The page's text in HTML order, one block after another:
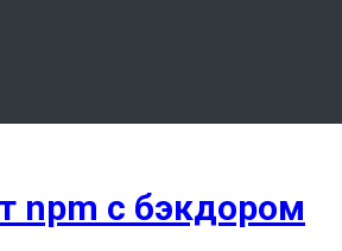
npm с бэкдором